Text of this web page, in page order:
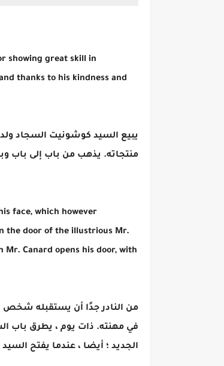
showing great skill in
thanks to his kindness and
يبيع السيد كوشونيت السجاد
منتجاته. يذهب من باب إلى باب
face, which however
the door of the illustrious Mr.
Canard opens his door, with
من النادر جدًا أن يستقبله
في مهنته. ذات يوم ، يطرق باب
الجديد ؛ أيضا ، عندما يفتح